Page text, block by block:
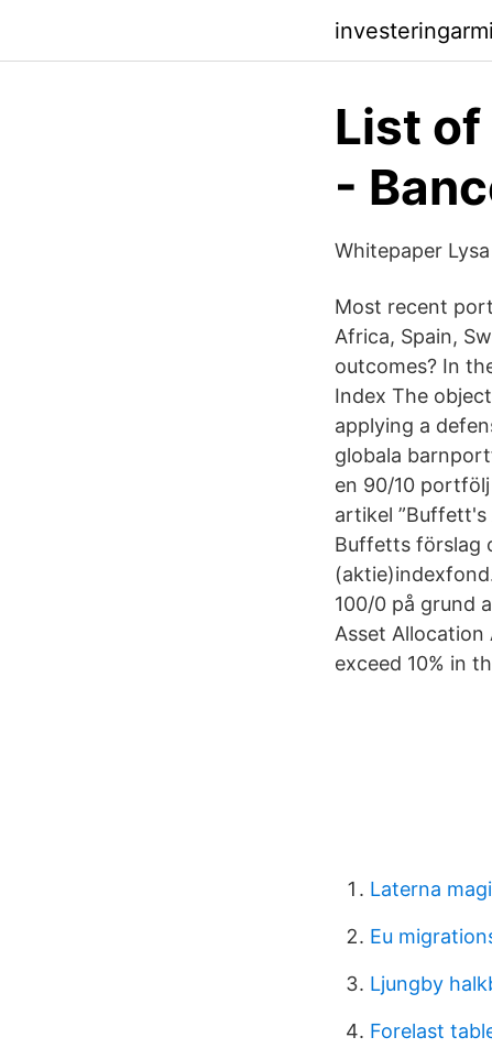
List
-
Whitepaper Lysa
Most recent
Africa, Spain,
outcomes? In
Index The
applying a
globala
en 90/10
artikel
Buffetts förslag
100/0 på grund
Asset
exceed 10% in
Laterna
Eu
Ljungby
Forelast